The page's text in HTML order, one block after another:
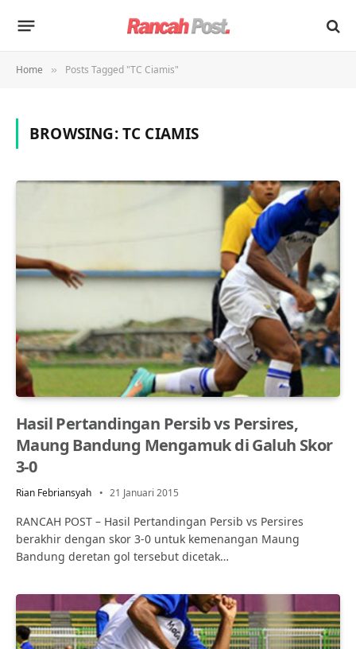
Home » Posts Tagged "TC Ciamis"
BROWSING:TC CIAMIS
Hasil Pertandingan Persib vs Persires,
Maung Bandung Mengamuk di Galuh Skor
3-0
Rian Febriansyah 21 Januari 2015
RANCAH POST – Hasil Pertandingan Persib vs Persires
berakhir dengan skor 3-0 untuk kemenangan Maung
Bandung deretan gol tersebut dicetak…